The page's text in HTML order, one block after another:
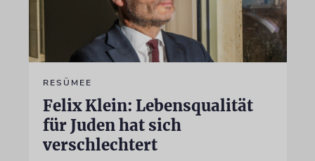
RESÜMEE
Felix Klein: Lebensqualität
für Juden hat sich
verschlechtert